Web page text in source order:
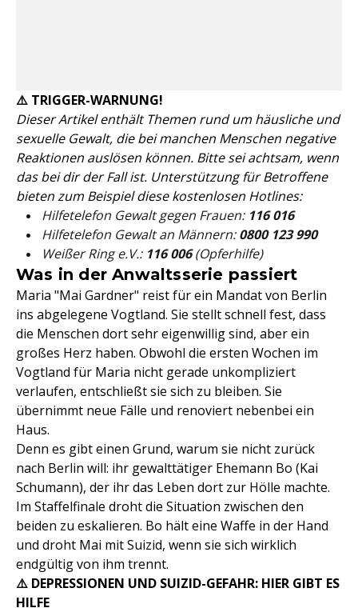
⚠️ TRIGGER-WARNUNG!
Dieser Artikel enthält Themen rund um häusliche und
sexuelle Gewalt, die bei manchen Menschen negative
Reaktionen auslösen können. Bitte sei achtsam, wenn
das bei dir der Fall ist. Unterstützung für Betroffene
bieten zum Beispiel diese kostenlosen Hotlines:
Hilfetelefon Gewalt gegen Frauen: 116 016
Hilfetelefon Gewalt an Männern:0800 123 990
Weißer Ring e.V.: 116 006(Opferhilfe)
Was in der Anwaltsserie passiert
Maria "Mai Gardner" reist für ein Mandat von Berlin
ins abgelegene Vogtland. Sie stellt schnell fest, dass
die Menschen dort sehr eigenwillig sind, aber ein
großes Herz haben. Obwohl die ersten Wochen im
Vogtland für Maria nicht gerade unkompliziert
verlaufen, entschließt sie sich zu bleiben. Sie
übernimmt neue Fälle und renoviert nebenbei ein
Haus.
Denn es gibt einen Grund, warum sie nicht zurück
nach Berlin will: ihr gewalttätiger Ehemann Bo (Kai
Schumann), der ihr das Leben dort zur Hölle machte.
Im Staffelfinale droht die Situation zwischen den
beiden zu eskalieren. Bo hält eine Waffe in der Hand
und droht Mai mit Suizid, wenn sie sich wirklich
endgültig von ihm trennt.
⚠️ DEPRESSIONEN UND SUIZID-GEFAHR: HIER GIBT ES
HILFE